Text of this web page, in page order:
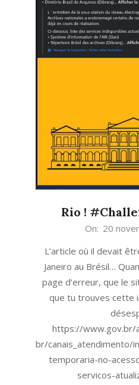
Rio !
20
On: 20
L’article où il devait
Janeiro au Brésil…
page d’erreur, que le
que tu trouves cette
https://www.gov.br/
br/canais_atendimento/
temporaria-no-
servicos-